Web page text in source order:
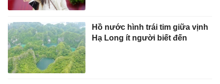
Hồ nước hình trái tim giữa vịnh
Hạ Long ít người biết đến